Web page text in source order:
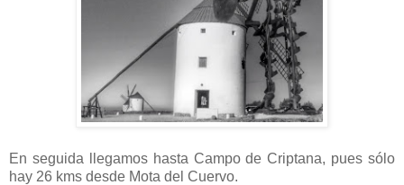
En seguida llegamos hasta Campo de Criptana, pues sólo
hay 26 kms desde Mota del Cuervo.